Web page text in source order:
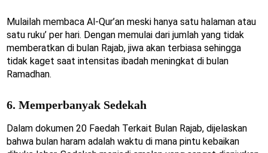
Mulailah membaca Al-Qur’an meski hanya satu halaman atau
satu ruku’ per hari. Dengan memulai dari jumlah yang tidak
memberatkan di bulan Rajab, jiwa akan terbiasa sehingga
tidak kaget saat intensitas ibadah meningkat di bulan
Ramadhan.
6. Memperbanyak Sedekah
Dalam dokumen 20 Faedah Terkait Bulan Rajab, dijelaskan
bahwa bulan haram adalah waktu di mana pintu kebaikan